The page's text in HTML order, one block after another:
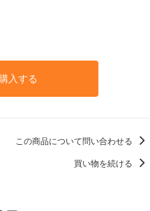
入する
この商品について問い合わせる
買い物を続ける